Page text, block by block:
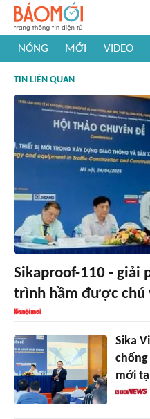
NÓNG MỚI VIDEO
#Khám phá thế giới
TIN LIÊN QUAN
Sikaproof-110 - giải
trình hầm được chú
Sika
mới